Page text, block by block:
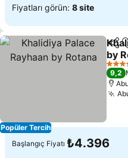
Fiyatları görün: 8 site
Popüler Tercih
by
5
9,2
Başlangıç Fiyatı ₺4.396